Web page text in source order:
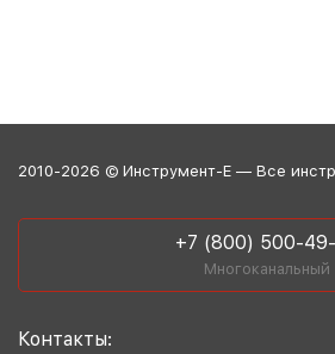
2010-2026 © Инструмент-Е — Все
+7 (800) 500-
Многоканальный
Контакты: